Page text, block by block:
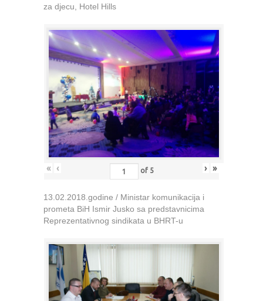
za djecu, Hotel Hills
« ‹ of 5 › »
13.02.2018.godine / Ministar komunikacija i
prometa BiH Ismir Jusko sa predstavnicima
Reprezentativnog sindikata u BHRT-u